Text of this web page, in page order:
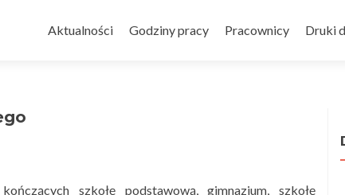
do
Aktualności Godziny pracy Pracownicy Druki
szkołę podstawową, gimnazjum, szkołę